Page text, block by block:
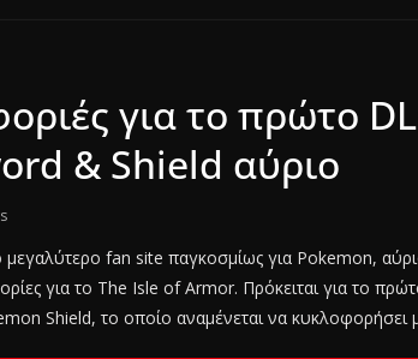
για το πρώτο
& Shield αύριο
fan site παγκοσμίως για Pokemon,
για το The Isle of Armor. Πρόκειται για το
Shield, το οποίο αναμένεται να κυκλοφορήσει